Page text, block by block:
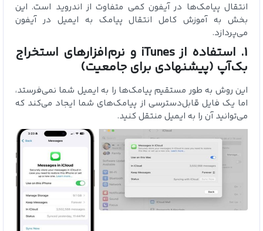
انتقال پیامک‌ها در آیفون کمی متفاوت از اندروید است. این
بخش به آموزش کامل انتقال پیامک‌ به ایمیل در آیفون
می‌پردازد.
1. استفاده از iTunes و نرم‌افزارهای استخراج
بک‌آپ (پیشنهادی برای جامعیت)
این روش به طور مستقیم پیامک‌ها را به ایمیل شما نمی‌فرستد،
اما یک فایل قابل‌دسترسی از پیامک‌های شما ایجاد می‌کند که
می‌توانید آن را به ایمیل منتقل کنید.